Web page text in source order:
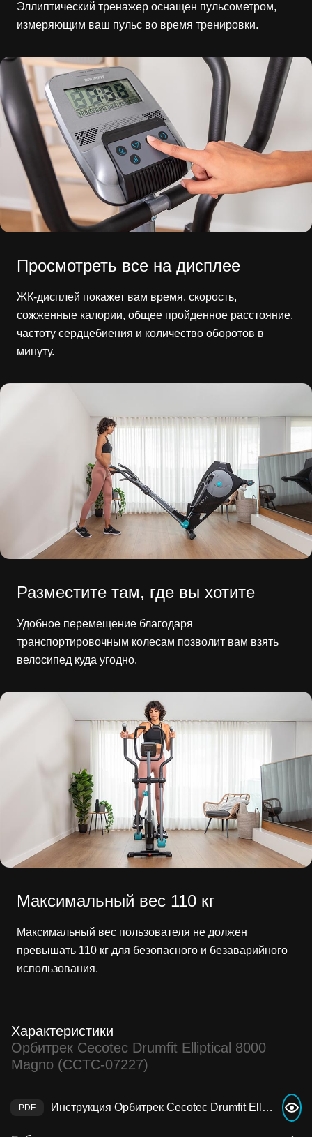
Эллиптический тренажер оснащен пульсометром,
измеряющим ваш пульс во время тренировки.
Просмотреть все на дисплее
ЖК-дисплей покажет вам время, скорость,
сожженные калории, общее пройденное расстояние,
частоту сердцебиения и количество оборотов в
минуту.
Разместите там, где вы хотите
Удобное перемещение благодаря
транспортировочным колесам позволит вам взять
велосипед куда угодно.
Максимальный вес 110 кг
Максимальный вес пользователя не должен
превышать 110 кг для безопасного и безаварийного
использования.
Характеристики
Орбитрек Cecotec Drumfit Elliptical 8000
Magno (CCTC-07227)
Инструкция Орбитрек Cecotec Drumfit Elliptical 8000 Magno (CCTC-07227)